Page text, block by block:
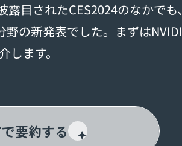
露目されたCES2024のなかで
野の新発表でした。まずは
します。
要約する